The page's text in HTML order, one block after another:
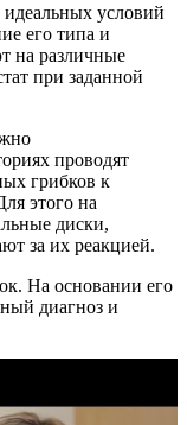
идеальных условий
его типа и
на различные
при заданной
проводят
грибков к
этого на
диски,
за их реакцией.
На основании его
диагноз и